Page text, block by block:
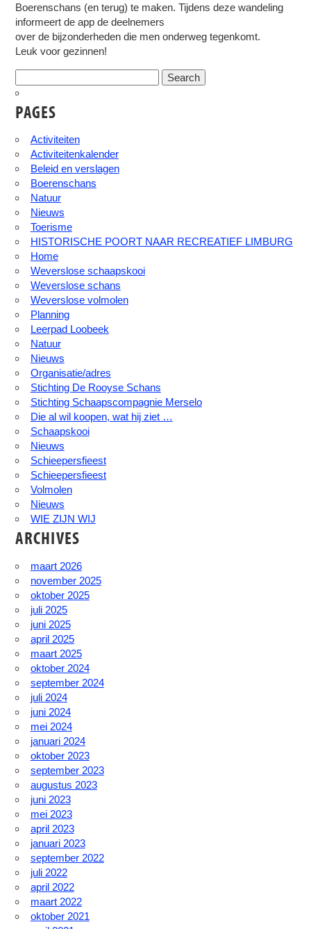
Boerenschans (en terug) te maken. Tijdens deze wandeling
informeert de app de deelnemers
over de bijzonderheden die men onderweg tegenkomt. ⁣
Leuk voor gezinnen!
for:
PAGES
Activiteiten
Activiteitenkalender
Beleid en verslagen
Boerenschans
Natuur
Nieuws
Toerisme
HISTORISCHE POORT NAAR RECREATIEF LIMBURG
Home
Weverslose schaapskooi
Weverslose schans
Weverslose volmolen
Planning
Leerpad Loobeek
Natuur
Nieuws
Organisatie/adres
Stichting De Rooyse Schans
Stichting Schaapscompagnie Merselo
Die al wil koopen, wat hij ziet …
Schaapskooi
Nieuws
Schieepersfieest
Schieepersfieest
Volmolen
Nieuws
WIE ZIJN WIJ
ARCHIVES
maart 2026
november 2025
oktober 2025
juli 2025
juni 2025
april 2025
maart 2025
oktober 2024
september 2024
juli 2024
juni 2024
mei 2024
januari 2024
oktober 2023
september 2023
augustus 2023
juni 2023
mei 2023
april 2023
januari 2023
september 2022
juli 2022
april 2022
maart 2022
oktober 2021